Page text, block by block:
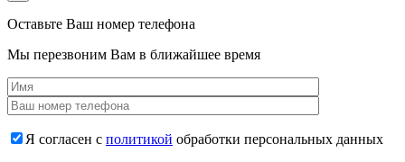
Оставьте Ваш номер телефона
Мы перезвоним Вам в ближайшее время
Я согласен с политикой обработки персональных данных